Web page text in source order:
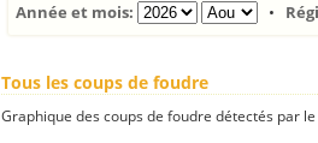
Année et mois: •
Tous les coups de foudre
Graphique des coups de foudre détectés par